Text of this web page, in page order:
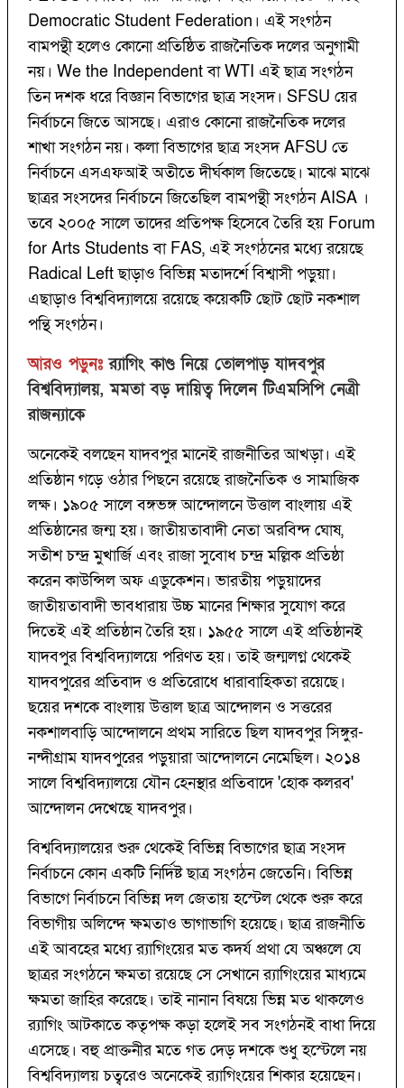
Democratic Student Federation। এই সংগঠন
বামপন্থী হলেও কোনো প্রতিষ্ঠিত রাজনৈতিক দলের অনুগামী
নয়। We the Independent বা WTI এই ছাত্র সংগঠন
তিন দশক ধরে বিজ্ঞান বিভাগের ছাত্র সংসদ। SFSU য়ের
নির্বাচনে জিতে আসছে। এরাও কোনো রাজনৈতিক দলের
শাখা সংগঠন নয়। কলা বিভাগের ছাত্র সংসদ AFSU তে
নির্বাচনে এসএফআই অতীতে দীর্ঘকাল জিতেছে। মাঝে মাঝে
ছাত্রর সংসদের নির্বাচনে জিতেছিল বামপন্থী সংগঠন AISA ।
তবে ২০০৫ সালে তাদের প্রতিপক্ষ হিসেবে তৈরি হয় Forum
for Arts Students বা FAS, এই সংগঠনের মধ্যে রয়েছে
Radical Left ছাড়াও বিভিন্ন মতাদর্শে বিশ্বাসী পড়ুয়া।
এছাড়াও বিশ্ববিদ্যালয়ে রয়েছে কয়েকটি ছোট ছোট নকশাল
পন্থি সংগঠন।
আরও পড়ুনঃ র‍্যাগিং কাণ্ড নিয়ে তোলপাড় যাদবপুর
বিশ্ববিদ্যালয়, মমতা বড় দায়িত্ব দিলেন টিএমসিপি নেত্রী
রাজন্যাকে
অনেকেই বলছেন যাদবপুর মানেই রাজনীতির আখড়া। এই
প্রতিষ্ঠান গড়ে ওঠার পিছনে রয়েছে রাজনৈতিক ও সামাজিক
লক্ষ। ১৯০৫ সালে বঙ্গভঙ্গ আন্দোলনে উত্তাল বাংলায় এই
প্রতিষ্ঠানের জন্ম হয়। জাতীয়তাবাদী নেতা অরবিন্দ ঘোষ,
সতীশ চন্দ্র মুখার্জি এবং রাজা সুবোধ চন্দ্র মল্লিক প্রতিষ্ঠা
করেন কাউন্সিল অফ এডুকেশন। ভারতীয় পড়ুয়াদের
জাতীয়তাবাদী ভাবধারায় উচ্চ মানের শিক্ষার সুযোগ করে
দিতেই এই প্রতিষ্ঠান তৈরি হয়। ১৯৫৫ সালে এই প্রতিষ্ঠানই
যাদবপুর বিশ্ববিদ্যালয়ে পরিণত হয়। তাই জন্মলগ্ন থেকেই
যাদবপুরের প্রতিবাদ ও প্রতিরোধে ধারাবাহিকতা রয়েছে।
ছয়ের দশকে বাংলায় উত্তাল ছাত্র আন্দোলন ও সত্তরের
নকশালবাড়ি আন্দোলনে প্রথম সারিতে ছিল যাদবপুর সিঙ্গুর-
নন্দীগ্ৰাম যাদবপুরের পড়ুয়ারা আন্দোলনে নেমেছিল। ২০১৪
সালে বিশ্ববিদ্যালয়ে যৌন হেনস্থার প্রতিবাদে 'হোক কলরব'
আন্দোলন দেখেছে যাদবপুর।
বিশ্ববিদ্যালয়ের শুরু থেকেই বিভিন্ন বিভাগের ছাত্র সংসদ
নির্বাচনে কোন একটি নির্দিষ্ট ছাত্র সংগঠন জেতেনি। বিভিন্ন
বিভাগে নির্বাচনে বিভিন্ন দল জেতায় হস্টেল থেকে শুরু করে
বিভাগীয় অলিন্দে ক্ষমতাও ভাগাভাগি হয়েছে। ছাত্র রাজনীতি
এই আবহের মধ্যে র‌্যাগিংয়ের মত কদর্য প্রথা যে অঞ্চলে যে
ছাত্রর সংগঠনে ক্ষমতা রয়েছে সে সেখানে র‌্যাগিংয়ের মাধ্যমে
ক্ষমতা জাহির করেছে। তাই নানান বিষয়ে ভিন্ন মত থাকলেও
র‌্যাগিং আটকাতে কতৃপক্ষ কড়া হলেই সব সংগঠনই বাধা দিয়ে
এসেছে। বহু প্রাক্তনীর মতে গত দেড় দশকে শুধু হস্টেলে নয়
বিশ্ববিদ্যালয় চত্বরেও অনেকেই র‌্যাগিংয়ের শিকার হয়েছেন।